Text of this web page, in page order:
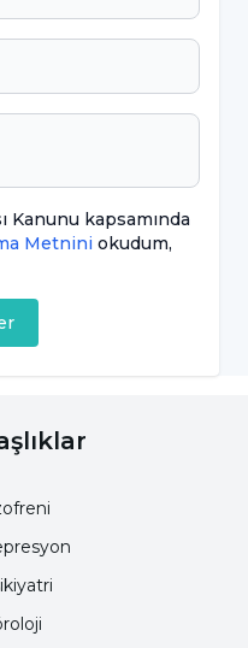
belirtisi olarak
Arasındaki Fark
Kanunu kapsamında
Metniniokudum,